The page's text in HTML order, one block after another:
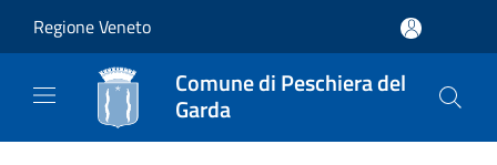
Regione Veneto
Comune di Peschiera del
Garda